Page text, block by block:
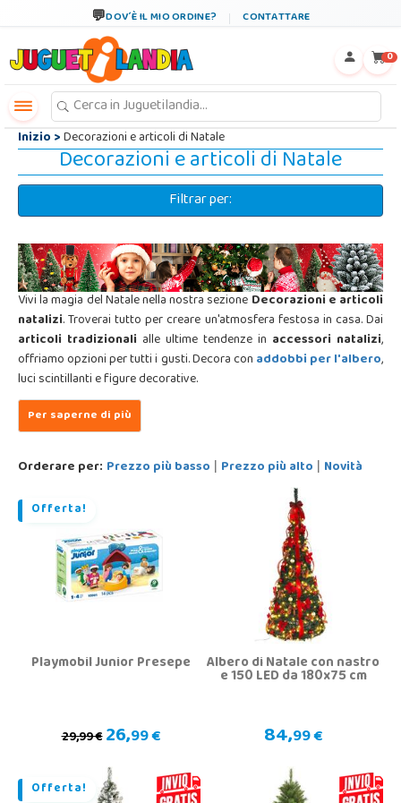
DOV´È IL MIO ORDINE? CONTATTARE
0
Inizio>Decorazioni e articoli di Natale
Decorazioni e articoli di Natale
Filtrar per:
Vivi la magia del Natale nella nostra sezioneDecorazioni e articoli
natalizi. Troverai tutto per creare un'atmosfera festosa in casa. Dai
articoli tradizionali alle ultime tendenze in accessori natalizi,
offriamo opzioni per tutti i gusti. Decora conaddobbi per l'albero,
luci scintillanti e figure decorative.
Orderare per: Prezzo più basso | Prezzo più alto | Novità
Offerta!
Playmobil Junior Presepe
29,99 €26,99 €
Albero di Natale con nastro
e 150 LED da 180x75 cm
84,99 €
Offerta!